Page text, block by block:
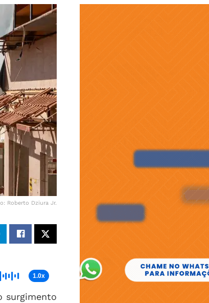
Roberto Dziura Jr.
1.0x
surgimento